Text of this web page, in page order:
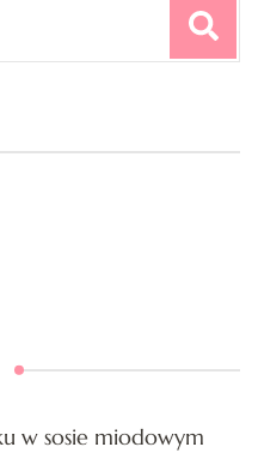
w sosie miodowym